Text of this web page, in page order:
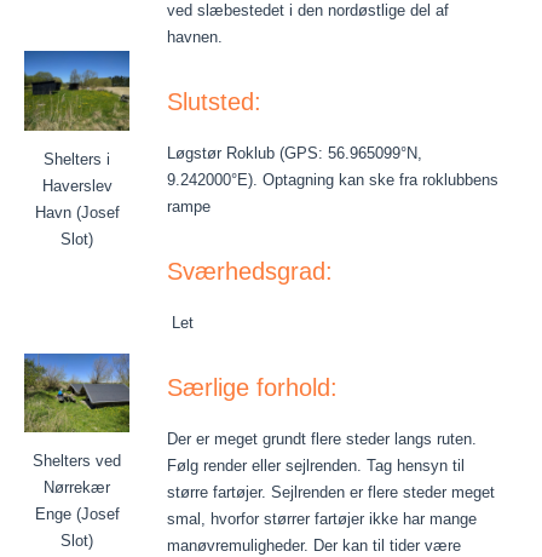
Shelters i
Haverslev
Havn (Josef
Slot)
Shelters ved
Nørrekær
Enge (Josef
Slot)
ved slæbestedet i den nordøstlige del af
havnen.
Slutsted:
Løgstør Roklub (GPS: 56.965099°N,
9.242000°E). Optagning kan ske fra roklubbens
rampe
Sværhedsgrad:
Let
Særlige forhold:
Der er meget grundt flere steder langs ruten.
Følg render eller sejlrenden. Tag hensyn til
større fartøjer. Sejlrenden er flere steder meget
smal, hvorfor størrer fartøjer ikke har mange
manøvremuligheder. Der kan til tider være